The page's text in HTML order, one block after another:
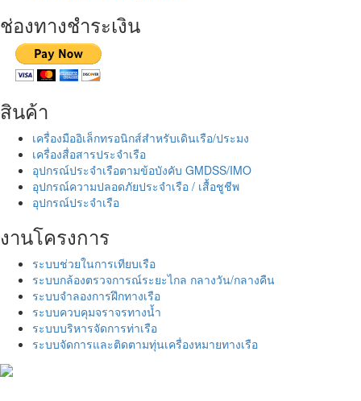
ช่องทางชำระเงิน
สินค้า
เครื่องมืออิเล็กทรอนิกส์สำหรับเดินเรือ/ประมง
เครื่องสื่อสารประจำเรือ
อุปกรณ์ประจำเรือตามข้อบังคับ GMDSS/IMO
อุปกรณ์ความปลอดภัยประจำเรือ / เสื้อชูชีพ
อุปกรณ์ประจำเรือ
งานโครงการ
ระบบช่วยในการเทียบเรือ
ระบบกล้องตรวจการณ์ระยะไกล กลางวัน/กลางคืน
ระบบจำลองการฝึกทางเรือ
ระบบควบคุมจราจรทางน้ำ
ระบบบริหารจัดการท่าเรือ
ระบบจัดการและติดตามทุ่นเครื่องหมายทางเรือ